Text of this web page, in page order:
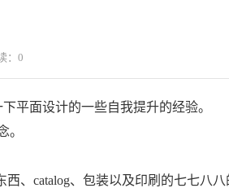
： 0
面设计的一些自我提升的经验。
。
、catalog、包装以及印刷的七七八八